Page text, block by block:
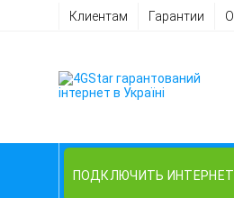
Клиентам Гарантии
ПОДКЛЮЧИТЬ ИНТЕРНЕТ